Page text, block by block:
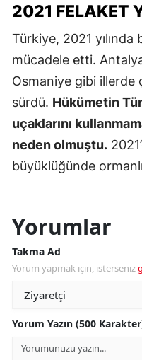
2021 FELAKET
Türkiye, 2021 yılında
mücadele etti.
Osmaniye gibi illerde
sürdü. Hükümetin
uçaklarını
neden olmuştu.
büyüklüğünde
Yorumlar
Takma Ad
Yorum yapmak için, isterseniz
Yorum Yazın (500